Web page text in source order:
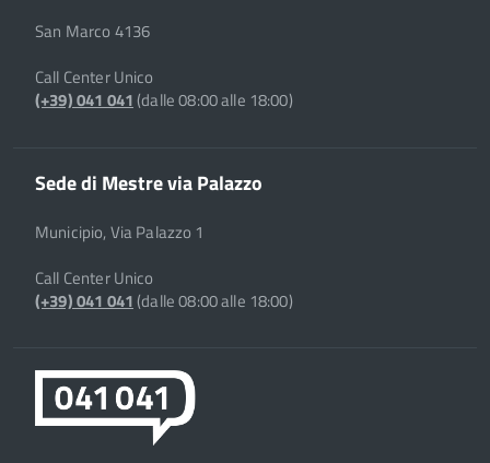
San Marco 4136
Call Center Unico
(+39) 041 041(dalle 08:00 alle 18:00)
Sede di Mestre via Palazzo
Municipio, Via Palazzo 1
Call Center Unico
(+39) 041 041(dalle 08:00 alle 18:00)